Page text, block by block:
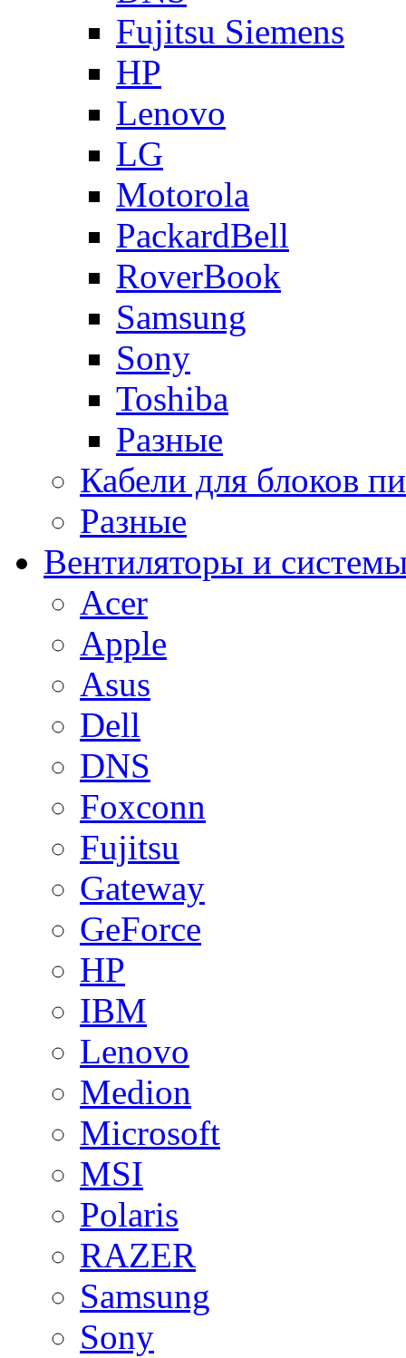
Fujitsu Siemens
HP
Lenovo
LG
Motorola
PackardBell
RoverBook
Samsung
Sony
Toshiba
Разные
Кабели для блоков
Разные
Вентиляторы и
Acer
Apple
Asus
Dell
DNS
Foxconn
Fujitsu
Gateway
GeForce
HP
IBM
Lenovo
Medion
Microsoft
MSI
Polaris
RAZER
Samsung
Sony